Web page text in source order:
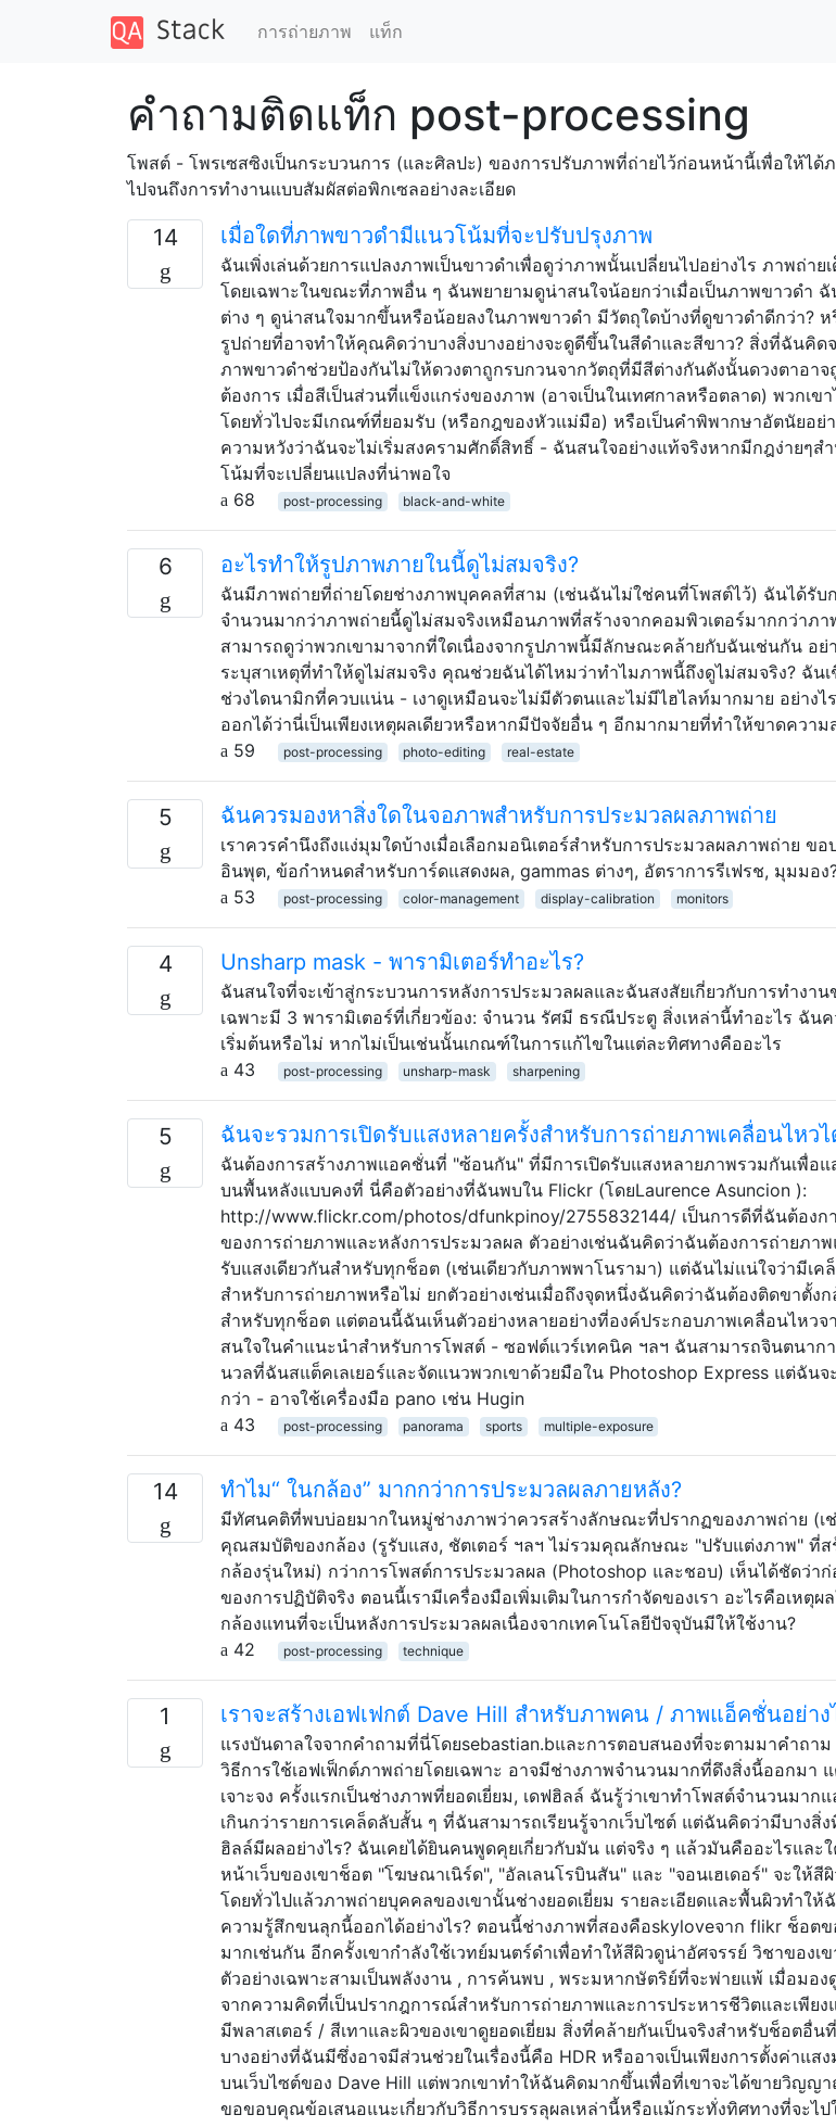
การถ่ายภาพ แท็ก
คำถามติดแท็ก post-processing
โพสต์ - โพรเซสซิงเป็นกระบวนการ (และศิลปะ) ของการปรับภาพที่ถ่ายไว้ก่อนหน้านี้เพื่อให้ไ
ไปจนถึงการทำงานแบบสัมผัสต่อพิกเซลอย่างละเอียด
14 เมื่อใดที่ภาพขาวดำมีแนวโน้มที่จะปรับปรุงภาพ
ฉันเพิ่งเล่นด้วยการแปลงภาพเป็นขาวดำเพื่อดูว่าภาพนั้นเปลี่ยนไปอย่างไร ภาพถ่าย
โดยเฉพาะในขณะที่ภาพอื่น ๆ ฉันพยายามดูน่าสนใจน้อยกว่าเมื่อเป็นภาพขาวดำ ฉั
ต่าง ๆ ดูน่าสนใจมากขึ้นหรือน้อยลงในภาพขาวดำ มีวัตถุใดบ้างที่ดูขาวดำดีกว่า?
รูปถ่ายที่อาจทำให้คุณคิดว่าบางสิ่งบางอย่างจะดูดีขึ้นในสีดำและสีขาว? สิ่งที่ฉันคิดจ
ภาพขาวดำช่วยป้องกันไม่ให้ดวงตาถูกรบกวนจากวัตถุที่มีสีต่างกันดังนั้นดวงตาอา
ต้องการ เมื่อสีเป็นส่วนที่แข็งแกร่งของภาพ (อาจเป็นในเทศกาลหรือตลาด) พวกเข
โดยทั่วไปจะมีเกณฑ์ที่ยอมรับ (หรือกฎของหัวแม่มือ) หรือเป็นคำพิพากษาอัตนัยอย่
ความหวังว่าฉันจะไม่เริ่มสงครามศักดิ์สิทธิ์ - ฉันสนใจอย่างแท้จริงหากมีกฎง่ายๆส
โน้มที่จะเปลี่ยนแปลงที่น่าพอใจ
68
post-processing black-and-white
6 อะไรทำให้รูปภาพภายในนี้ดูไม่สมจริง?
ฉันมีภาพถ่ายที่ถ่ายโดยช่างภาพบุคคลที่สาม (เช่นฉันไม่ใช่คนที่โพสต์ไว้) ฉันได้รับ
จำนวนมากว่าภาพถ่ายนี้ดูไม่สมจริงเหมือนภาพที่สร้างจากคอมพิวเตอร์มากกว่าภ
สามารถดูว่าพวกเขามาจากที่ใดเนื่องจากรูปภาพนี้มีลักษณะคล้ายกับฉันเช่นกัน อย่
ระบุสาเหตุที่ทำให้ดูไม่สมจริง คุณช่วยฉันได้ไหมว่าทำไมภาพนี้ถึงดูไม่สมจริง? ฉันเ
ช่วงไดนามิกที่ควบแน่น - เงาดูเหมือนจะไม่มีตัวตนและไม่มีไฮไลท์มากมาย อย่าง
ออกได้ว่านี่เป็นเพียงเหตุผลเดียวหรือหากมีปัจจัยอื่น ๆ อีกมากมายที่ทำให้ขาดความ
59
post-processing photo-editing real-estate
5 ฉันควรมองหาสิ่งใดในจอภาพสำหรับการประมวลผลภาพถ่าย
เราควรคำนึงถึงแง่มุมใดบ้างเมื่อเลือกมอนิเตอร์สำหรับการประมวลผลภาพถ่าย ข
อินพุต, ข้อกำหนดสำหรับการ์ดแสดงผล, gammas ต่างๆ, อัตราการรีเฟรช, มุมมอง
53
post-processing color-management display-calibration monitors
4 Unsharp mask - พารามิเตอร์ทำอะไร?
ฉันสนใจที่จะเข้าสู่กระบวนการหลังการประมวลผลและฉันสงสัยเกี่ยวกับการทำงาน
เฉพาะมี 3 พารามิเตอร์ที่เกี่ยวข้อง: จำนวน รัศมี ธรณีประตู สิ่งเหล่านี้ทำอะไร ฉัน
เริ่มต้นหรือไม่ หากไม่เป็นเช่นนั้นเกณฑ์ในการแก้ไขในแต่ละทิศทางคืออะไร
43
post-processing unsharp-mask sharpening
5 ฉันจะรวมการเปิดรับแสงหลายครั้งสำหรับการถ่ายภาพเคลื่อนไหวไ
ฉันต้องการสร้างภาพแอคชั่นที่ "ซ้อนกัน" ที่มีการเปิดรับแสงหลายภาพรวมกันเพื่อแ
บนพื้นหลังแบบคงที่ นี่คือตัวอย่างที่ฉันพบใน Flickr (โดยLaurence Asuncion ):
http://www.flickr.com/photos/dfunkpinoy/2755832144/ เป็นการดีที่ฉันต้องก
ของการถ่ายภาพและหลังการประมวลผล ตัวอย่างเช่นฉันคิดว่าฉันต้องการถ่ายภา
รับแสงเดียวกันสำหรับทุกช็อต (เช่นเดียวกับภาพพาโนรามา) แต่ฉันไม่แน่ใจว่ามีเ
สำหรับการถ่ายภาพหรือไม่ ยกตัวอย่างเช่นเมื่อถึงจุดหนึ่งฉันคิดว่าฉันต้องติดขาตั้งก
สำหรับทุกช็อต แต่ตอนนี้ฉันเห็นตัวอย่างหลายอย่างที่องค์ประกอบภาพเคลื่อนไหว
สนใจในคำแนะนำสำหรับการโพสต์ - ซอฟต์แวร์เทคนิค ฯลฯ ฉันสามารถจินตนาก
นวลที่ฉันสแต็คเลเยอร์และจัดแนวพวกเขาด้วยมือใน Photoshop Express แต่ฉัน
กว่า - อาจใช้เครื่องมือ pano เช่น Hugin
43
post-processing panorama sports multiple-exposure
14 ทำไม“ ในกล้อง” มากกว่าการประมวลผลภายหลัง?
มีทัศนคติที่พบบ่อยมากในหมู่ช่างภาพว่าควรสร้างลักษณะที่ปรากฏของภาพถ่าย (เ
คุณสมบัติของกล้อง (รูรับแสง, ชัตเตอร์ ฯลฯ ไม่รวมคุณลักษณะ "ปรับแต่งภาพ" ที่ส
กล้องรุ่นใหม่) กว่าการโพสต์การประมวลผล (Photoshop และชอบ) เห็นได้ชัดว่าก่
ของการปฏิบัติจริง ตอนนี้เรามีเครื่องมือเพิ่มเติมในการกำจัดของเรา อะไรคือเหตุผ
กล้องแทนที่จะเป็นหลังการประมวลผลเนื่องจากเทคโนโลยีปัจจุบันมีให้ใช้งาน?
42
post-processing technique
1 เราจะสร้างเอฟเฟกต์ Dave Hill สำหรับภาพคน / ภาพแอ็คชั่นอย่าง
แรงบันดาลใจจากคำถามที่นี่โดยsebastian.bและการตอบสนองที่จะตามมาคำถา
วิธีการใช้เอฟเฟ็กต์ภาพถ่ายโดยเฉพาะ อาจมีช่างภาพจำนวนมากที่ดึงสิ่งนี้ออกมา
เจาะจง ครั้งแรกเป็นช่างภาพที่ยอดเยี่ยม, เดฟฮิลล์ ฉันรู้ว่าเขาทำโพสต์จำนวนมาก
เกินกว่ารายการเคล็ดลับสั้น ๆ ที่ฉันสามารถเรียนรู้จากเว็บไซต์ แต่ฉันคิดว่ามีบางสิ่ง
ฮิลล์มีผลอย่างไร? ฉันเคยได้ยินคนพูดคุยเกี่ยวกับมัน แต่จริง ๆ แล้วมันคืออะไรและ
หน้าเว็บของเขาช็อต "โฆษณาเนิร์ด", "อัลเลนโรบินสัน" และ "จอนเฮเดอร์" จะให้สี
โดยทั่วไปแล้วภาพถ่ายบุคคลของเขานั้นช่างยอดเยี่ยม รายละเอียดและพื้นผิวทำให้
ความรู้สึกขนลุกนี้ออกได้อย่างไร? ตอนนี้ช่างภาพที่สองคือskyloveจาก flikr ช็อตข
มากเช่นกัน อีกครั้งเขากำลังใช้เวทย์มนตร์ดำเพื่อทำให้สีผิวดูน่าอัศจรรย์ วิชาของเ
ตัวอย่างเฉพาะสามเป็นพลังงาน , การค้นพบ , พระมหากษัตริย์ที่จะพ่ายแพ้ เมื่อมอง
จากความคิดที่เป็นปรากฎการณ์สำหรับการถ่ายภาพและการประหารชีวิตและเพียง
มีพลาสเตอร์ / สีเทาและผิวของเขาดูยอดเยี่ยม สิ่งที่คล้ายกันเป็นจริงสำหรับช็อตอื่
บางอย่างที่ฉันมีซึ่งอาจมีส่วนช่วยในเรื่องนี้คือ HDR หรืออาจเป็นเพียงการตั้งค่าแส
บนเว็บไซต์ของ Dave Hill แต่พวกเขาทำให้ฉันคิดมากขึ้นเพื่อที่เขาจะได้ขายวิญ
ขอขอบคุณข้อเสนอแนะเกี่ยวกับวิธีการบรรลุผลเหล่านี้หรือแม้กระทั่งทิศทางที่จะไ